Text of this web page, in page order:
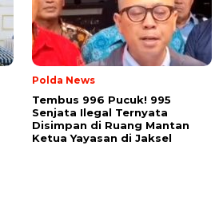
Polda News
Tembus 996 Pucuk! 995
Senjata Ilegal Ternyata
Disimpan di Ruang Mantan
Ketua Yayasan di Jaksel